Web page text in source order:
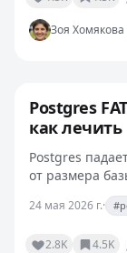
Зоя Хомякова
Postgres
как лечить
Postgres
от размера
начинает
clients
24 мая 2026 г.·
2.8K 4.5K